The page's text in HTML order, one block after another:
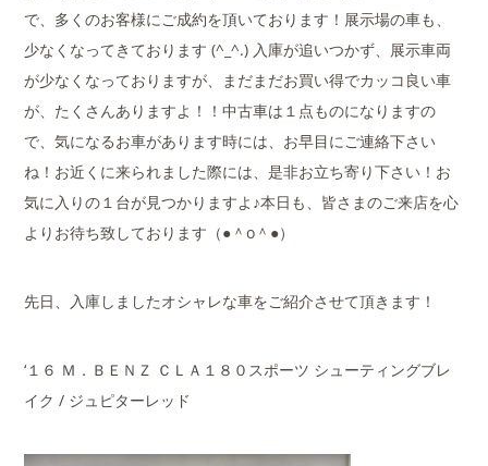
で、多くのお客様にご成約を頂いております！展示場の車も、
少なくなってきております (^_^.) 入庫が追いつかず、展示車両
が少なくなっておりますが、まだまだお買い得でカッコ良い車
が、たくさんありますよ！！中古車は１点ものになりますの
で、気になるお車があります時には、お早目にご連絡下さい
ね！お近くに来られました際には、是非お立ち寄り下さい！お
気に入りの１台が見つかりますよ♪本日も、皆さまのご来店を心
よりお待ち致しております（●＾o＾●）
先日、入庫しましたオシャレな車をご紹介させて頂きます！
‘１６ Ｍ．ＢＥＮＺ ＣＬＡ１８０スポーツ シューティングブレ
イク / ジュピターレッド